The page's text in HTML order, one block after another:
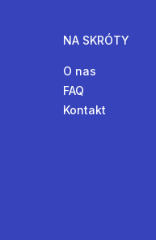
NA SKRÓTY
O nas
FAQ
Kontakt